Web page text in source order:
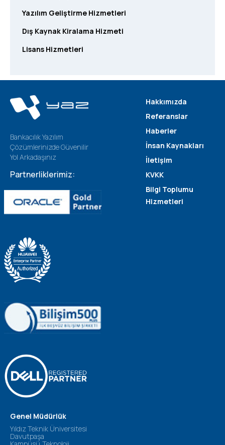
Yazılım Geliştirme Hizmetleri
Dış Kaynak Kiralama Hizmeti
Lisans Hizmetleri
Bankacılık Yazılım
Çözümlerinizde Güvenilir
Yol Arkadaşınız
Partnerliklerimiz:
Hakkımızda
Referanslar
Haberler
İnsan Kaynakları
İletişim
KVKK
Bilgi Toplumu
Hizmetleri
Genel Müdürlük
Yıldız Teknik Üniversitesi
Davutpaşa